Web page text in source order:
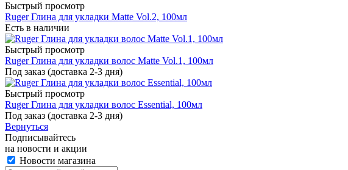
Быстрый просмотр
Ruger Глина для укладки Matte Vol.2, 100мл
Есть в наличии
Быстрый просмотр
Ruger Глина для укладки волос Matte Vol.1, 100мл
Под заказ (доставка 2-3 дня)
Быстрый просмотр
Ruger Глина для укладки волос Essential, 100мл
Под заказ (доставка 2-3 дня)
Вернуться
Подписывайтесь
на новости и акции
Новости магазина